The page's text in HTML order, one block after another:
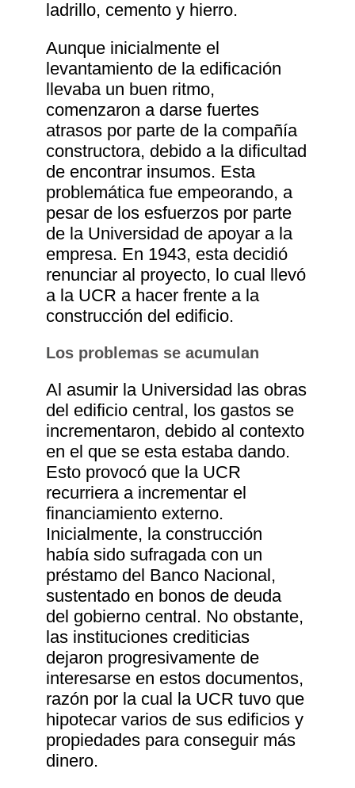
ladrillo, cemento y hierro.
Aunque inicialmente el
levantamiento de la edificación
llevaba un buen ritmo,
comenzaron a darse fuertes
atrasos por parte de la compañía
constructora, debido a la dificultad
de encontrar insumos. Esta
problemática fue empeorando, a
pesar de los esfuerzos por parte
de la Universidad de apoyar a la
empresa. En 1943, esta decidió
renunciar al proyecto, lo cual llevó
a la UCR a hacer frente a la
construcción del edificio.
Los problemas se acumulan
Al asumir la Universidad las obras
del edificio central, los gastos se
incrementaron, debido al contexto
en el que se esta estaba dando.
Esto provocó que la UCR
recurriera a incrementar el
financiamiento externo.
Inicialmente, la construcción
había sido sufragada con un
préstamo del Banco Nacional,
sustentado en bonos de deuda
del gobierno central. No obstante,
las instituciones crediticias
dejaron progresivamente de
interesarse en estos documentos,
razón por la cual la UCR tuvo que
hipotecar varios de sus edificios y
propiedades para conseguir más
dinero.